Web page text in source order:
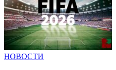
НОВОСТИ